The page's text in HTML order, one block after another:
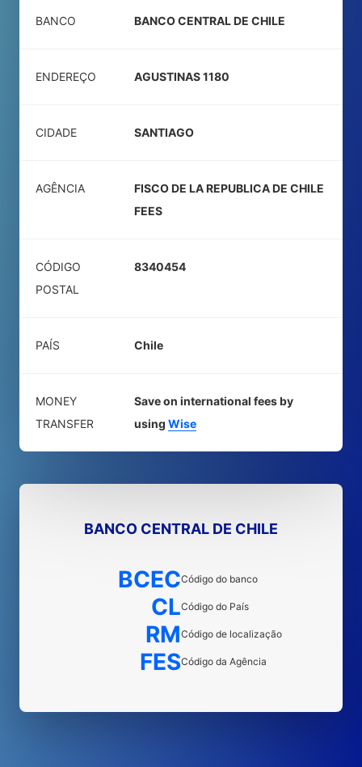
BANCO BANCO CENTRAL DE CHILE
ENDEREÇO AGUSTINAS 1180
CIDADE SANTIAGO
AGÊNCIA
FISCO DE LA REPUBLICA DE CHILE
FEES
CÓDIGO
POSTAL
8340454
PAÍS Chile
MONEY
TRANSFER
Save on international fees by
using Wise
BANCO CENTRAL DE CHILE
BCECCódigo do banco
CLCódigo do País
RMCódigo de localização
FESCódigo da Agência